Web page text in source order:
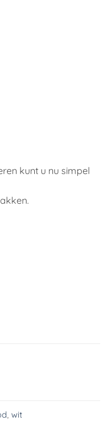
kunt u nu simpel
,wit